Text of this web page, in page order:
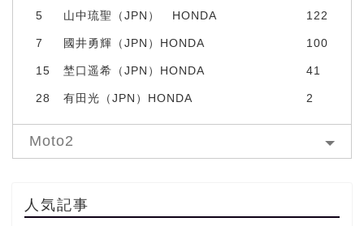
5 山中琉聖（JPN） HONDA 122
7 國井勇輝（JPN）HONDA 100
15 埜口遥希（JPN）HONDA 41
28 有田光（JPN）HONDA 2
Moto2
人気記事